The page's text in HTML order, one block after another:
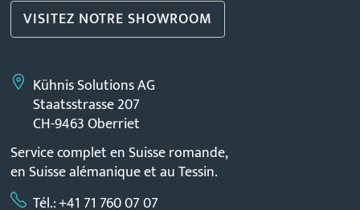
VISITEZ NOTRE SHOWROOM
Kühnis Solutions AG
Staatsstrasse 207
CH-9463 Oberriet
Service complet en Suisse romande,
en Suisse alémanique et au Tessin.
Tél.: +41 71 760 07 07